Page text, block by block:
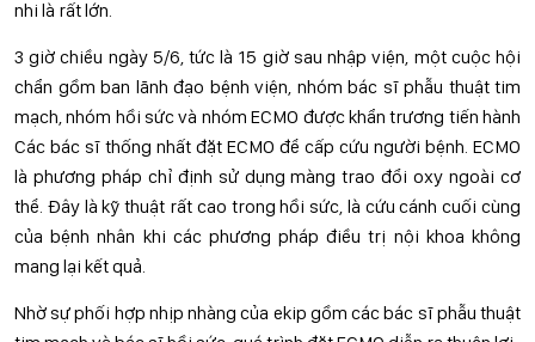
nhi là rất lớn.
3 giờ chiều ngày 5/6, tức là 15 giờ sau nhập viện, một cuộc hội
chẩn gồm ban lãnh đạo bệnh viện, nhóm bác sĩ phẫu thuật tim
mạch, nhóm hồi sức và nhóm ECMO được khẩn trương tiến hành
Các bác sĩ thống nhất đặt ECMO để cấp cứu người bệnh. ECMO
là phương pháp chỉ định sử dụng màng trao đổi oxy ngoài cơ
thể. Đây là kỹ thuật rất cao trong hồi sức, là cứu cánh cuối cùng
của bệnh nhân khi các phương pháp điều trị nội khoa không
mang lại kết quả.
Nhờ sự phối hợp nhịp nhàng của ekip gồm các bác sĩ phẫu thuật